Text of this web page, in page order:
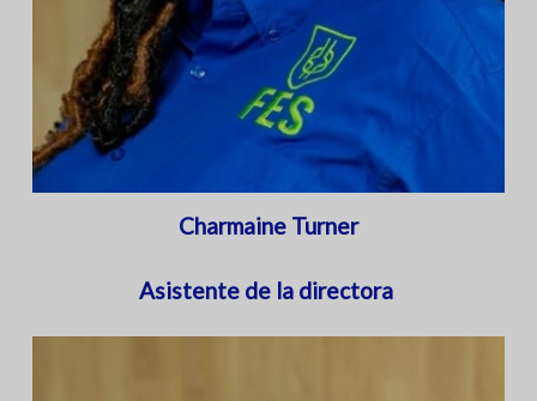
Charmaine Turner
Asistente de la directora